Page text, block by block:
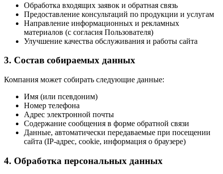
Обработка входящих заявок и обратная связь
Предоставление консультаций по продукции и услугам
Направление информационных и рекламных
материалов (с согласия Пользователя)
Улучшение качества обслуживания и работы сайта
3. Состав собираемых данных
Компания может собирать следующие данные:
Имя (или псевдоним)
Номер телефона
Адрес электронной почты
Содержание сообщения в форме обратной связи
Данные, автоматически передаваемые при посещении
сайта (IP-адрес, cookie, информация о браузере)
4. Обработка персональных данных